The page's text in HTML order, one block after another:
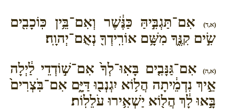
(א,ד)
אִם־תַּגְבִּ֣יהַּ כַּנֶּ֔שֶׁר וְאִם־בֵּ֥ין כּֽוֹכָבִ֖ים
שִׂ֣ים קִנֶּ֑ךָ מִשָּׁ֥ם אוֹרִֽידְךָ֖ נְאֻם־יְהוָֽה׃
(א,ה)
אִם־גַּנָּבִ֤ים בָּאֽוּ־לְךָ֙ אִם־שׁ֣וֹדְדֵי לַ֔יְלָה
אֵ֣יךְ נִדְמֵ֔יתָה הֲל֥וֹא יִגְנְב֖וּ דַּיָּ֑ם אִם־בֹּֽצְרִים֙
בָּ֣אוּ לָ֔ךְ הֲל֖וֹא יַשְׁאִ֥ירוּ עֹלֵלֽוֹת׃